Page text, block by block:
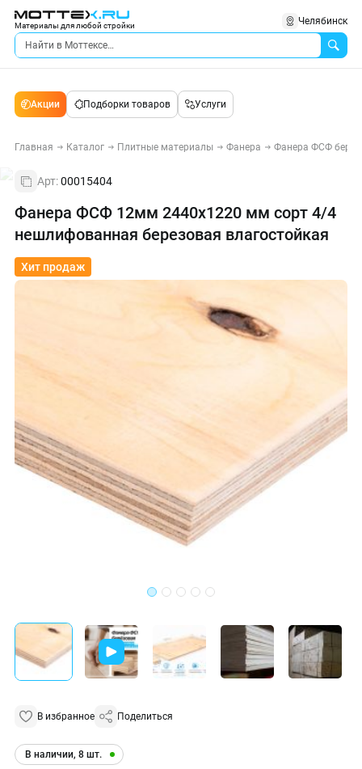
Материалы для любой стройки Челябинск
Акции Подборки товаров Услуги
Главная Каталог Плитные материалы Фанера Фанера ФСФ
Арт:00015404
Фанера ФСФ 12мм 2440х1220 мм сорт 4/4
нешлифованная березовая влагостойкая
Хит продаж
В избранное Поделиться
В наличии, 8 шт.